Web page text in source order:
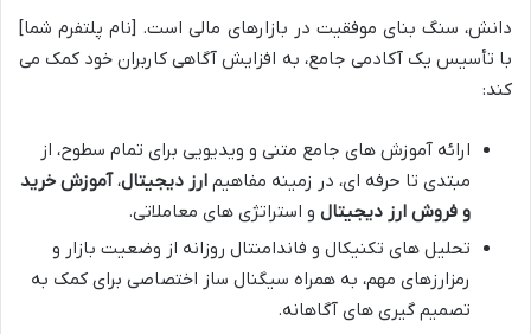
دانش، سنگ بنای موفقیت در بازارهای مالی است. [نام پلتفرم شما]
با تأسیس یک آکادمی جامع، به افزایش آگاهی کاربران خود کمک می
کند:
ارائه آموزش های جامع متنی و ویدیویی برای تمام سطوح، از
مبتدی تا حرفه ای، در زمینه مفاهیم ارز دیجیتال،آموزش خرید
و فروش ارز دیجیتال و استراتژی های معاملاتی.
تحلیل های تکنیکال و فاندامنتال روزانه از وضعیت بازار و
رمزارزهای مهم، به همراه سیگنال ساز اختصاصی برای کمک به
تصمیم گیری های آگاهانه.